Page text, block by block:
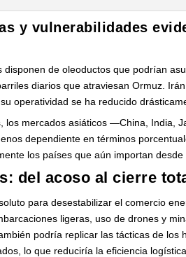
y vulnerabilidades
disponen de oleoductos que podrían
diarios que atraviesan Ormuz.
operatividad se ha reducido
los mercados asiáticos —China, India,
dependiente en términos
los países que aún importan desde
del acoso al cierre
para desestabilizar el comercio
ligeras, uso de drones y
podría replicar las tácticas de
lo que reduciría la eficiencia